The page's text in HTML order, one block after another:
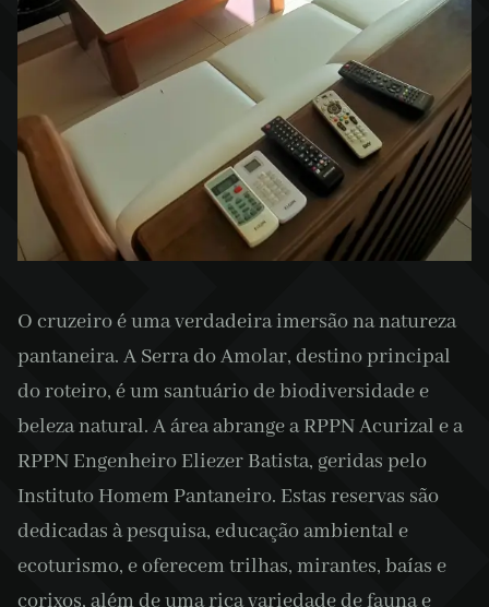
O cruzeiro é uma verdadeira imersão na natureza
pantaneira. A Serra do Amolar, destino principal
do roteiro, é um santuário de biodiversidade e
beleza natural. A área abrange a RPPN Acurizal e a
RPPN Engenheiro Eliezer Batista, geridas pelo
Instituto Homem Pantaneiro. Estas reservas são
dedicadas à pesquisa, educação ambiental e
ecoturismo, e oferecem trilhas, mirantes, baías e